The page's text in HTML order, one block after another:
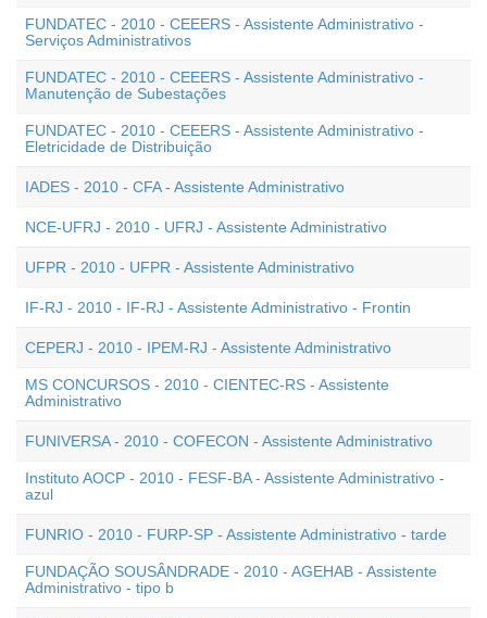
FUNDATEC - 2010 - CEEERS - Assistente Administrativo -
Serviços Administrativos
FUNDATEC - 2010 - CEEERS - Assistente Administrativo -
Manutenção de Subestações
FUNDATEC - 2010 - CEEERS - Assistente Administrativo -
Eletricidade de Distribuição
IADES - 2010 - CFA - Assistente Administrativo
NCE-UFRJ - 2010 - UFRJ - Assistente Administrativo
UFPR - 2010 - UFPR - Assistente Administrativo
IF-RJ - 2010 - IF-RJ - Assistente Administrativo - Frontin
CEPERJ - 2010 - IPEM-RJ - Assistente Administrativo
MS CONCURSOS - 2010 - CIENTEC-RS - Assistente
Administrativo
FUNIVERSA - 2010 - COFECON - Assistente Administrativo
Instituto AOCP - 2010 - FESF-BA - Assistente Administrativo -
azul
FUNRIO - 2010 - FURP-SP - Assistente Administrativo - tarde
FUNDAÇÃO SOUSÂNDRADE - 2010 - AGEHAB - Assistente
Administrativo - tipo b